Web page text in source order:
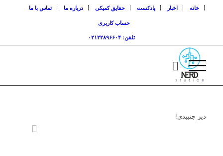
خانه اخبار پادکست حقایق کمیکی درباره ما
تماس با ما
حساب کاربری
تلفن: ۰۲۱۲۲۸۹۶۶۰۴
دیر جنبیدی!